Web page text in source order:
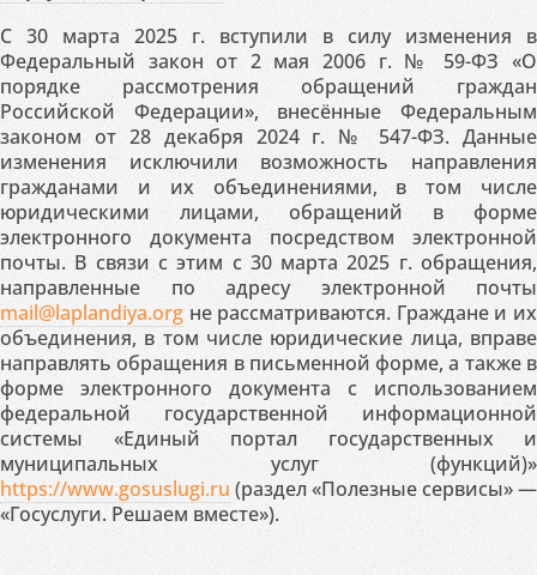
С 30 марта 2025 г. вступили в силу изменения в
Федеральный закон от 2 мая 2006 г. № 59-ФЗ «О
порядке рассмотрения обращений граждан
Российской Федерации», внесённые Федеральным
законом от 28 декабря 2024 г. № 547-ФЗ. Данные
изменения исключили возможность направления
гражданами и их объединениями, в том числе
юридическими лицами, обращений в форме
электронного документа посредством электронной
почты. В связи с этим с 30 марта 2025 г. обращения,
направленные по адресу электронной почты
mail@laplandiya.org не рассматриваются. Граждане и их
объединения, в том числе юридические лица, вправе
направлять обращения в письменной форме, а также в
форме электронного документа с использованием
федеральной государственной информационной
системы «Единый портал государственных и
муниципальных услуг (функций)»
https://www.gosuslugi.ru (раздел «Полезные сервисы» —
«Госуслуги. Решаем вместе»).